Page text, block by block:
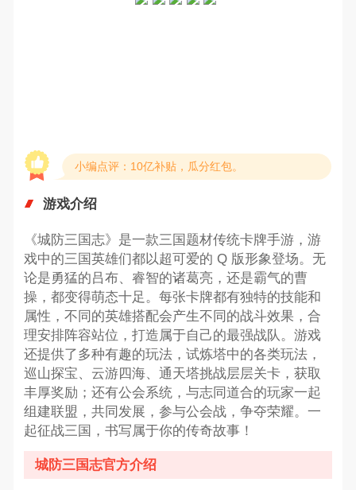
小编点评：10亿补贴，瓜分红包。
游戏介绍
《城防三国志》是一款三国题材传统卡牌手游，游
戏中的三国英雄们都以超可爱的 Q 版形象登场。无
论是勇猛的吕布、睿智的诸葛亮，还是霸气的曹
操，都变得萌态十足。每张卡牌都有独特的技能和
属性，不同的英雄搭配会产生不同的战斗效果，合
理安排阵容站位，打造属于自己的最强战队。游戏
还提供了多种有趣的玩法，试炼塔中的各类玩法，
巡山探宝、云游四海、通天塔挑战层层关卡，获取
丰厚奖励；还有公会系统，与志同道合的玩家一起
组建联盟，共同发展，参与公会战，争夺荣耀。一
起征战三国，书写属于你的传奇故事！
城防三国志官方介绍